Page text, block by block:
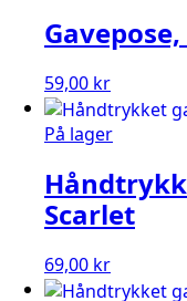
59,00 kr
På lager
Scarlet
69,00 kr